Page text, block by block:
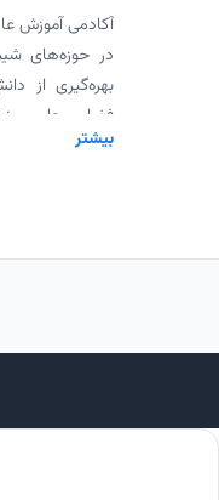
آکادمی آموزش
در حوزه‌های
بهره‌گیری از
فضایی علمی،
پژوهشگران و
بیشتر